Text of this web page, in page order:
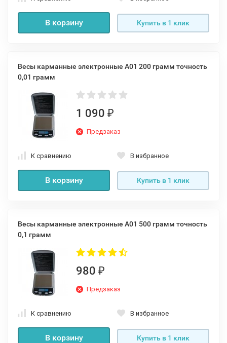
В корзину Купить в 1 клик
Весы карманные электронные A01 200 грамм точность
0,01 грамм
1 090 ₽
Предзаказ
К сравнению В избранное
В корзину Купить в 1 клик
Весы карманные электронные A01 500 грамм точность
0,1 грамм
980 ₽
Предзаказ
К сравнению В избранное
В корзину Купить в 1 клик